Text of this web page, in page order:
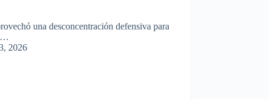
una desconcentración defensiva para
2026